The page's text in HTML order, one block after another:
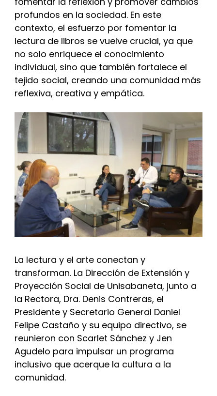
profundos en la sociedad. En este
contexto, el esfuerzo por fomentar la
lectura de libros se vuelve crucial, ya que
no solo enriquece el conocimiento
individual, sino que también fortalece el
tejido social, creando una comunidad más
reflexiva, creativa y empática.
La lectura y el arte conectan y
transforman. La Dirección de Extensión y
Proyección Social de Unisabaneta, junto a
la Rectora, Dra. Denis Contreras, el
Presidente y Secretario General Daniel
Felipe Castaño y su equipo directivo, se
reunieron con Scarlet Sánchez y Jen
Agudelo para impulsar un programa
inclusivo que acerque la cultura a la
comunidad.